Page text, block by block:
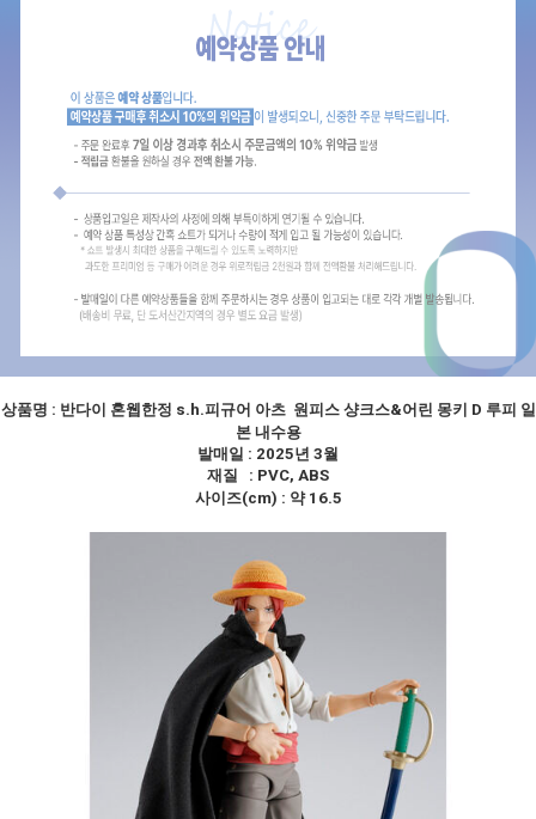
상품명 : 반다이 혼웹한정 s.h.피규어 아츠 원피스 샹크스&어린 몽키 D 루피 일
본 내수용
발매일 : 2025년 3월
재질 : PVC, ABS
사이즈(cm) : 약 16.5